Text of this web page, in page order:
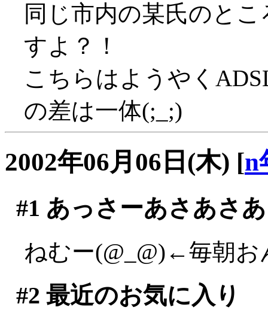
同じ市内の某氏のと
すよ？！
こちらはようやく
の差は一体(;_;)
2002年06月06日(木) [n
#1 あっさーあさあさ
ねむー(@_@)←毎朝お
#2 最近のお気に入り